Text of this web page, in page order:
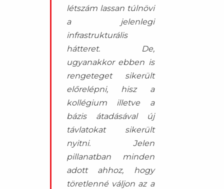
létszám lassan túlnövi
a jelenlegi
infrastrukturális
hátteret. De,
ugyanakkor ebben is
rengeteget sikerült
előrelépni, hisz a
kollégium illetve a
bázis átadásával új
távlatokat sikerült
nyitni. Jelen
pillanatban minden
adott ahhoz, hogy
töretlenné váljon az a